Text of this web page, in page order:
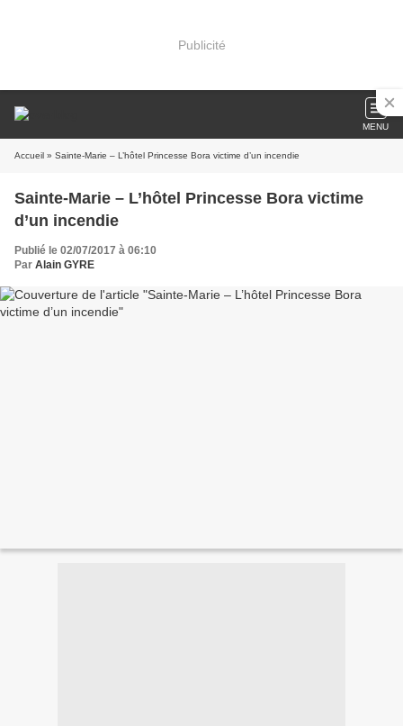
Publicité
MENU
Accueil » Sainte-Marie – L’hôtel Princesse Bora victime d’un incendie
Sainte-Marie – L’hôtel Princesse Bora victime
d’un incendie
Publié le 02/07/2017 à 06:10
Par Alain GYRE